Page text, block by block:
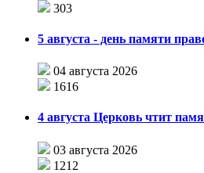
303
5 августа - день памяти
04 августа 2026
1616
4 августа Церковь чтит
03 августа 2026
1212